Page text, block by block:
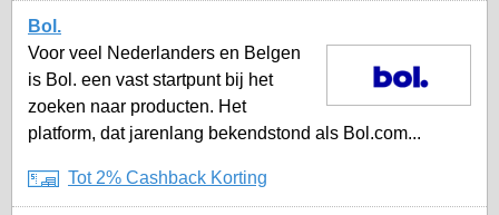
Bol.
Voor veel Nederlanders en Belgen
is Bol. een vast startpunt bij het
zoeken naar producten. Het
platform, dat jarenlang bekendstond als Bol.com...
Tot 2% Cashback Korting